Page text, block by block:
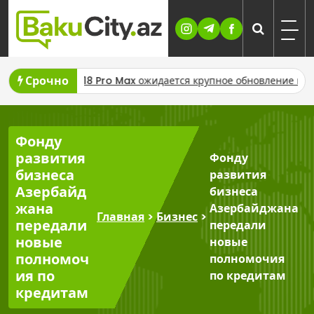
Skip
content
Срочно
У iPhone 18 Pro Max ожидается крупное обновление камеры
Фонду
развития
бизнеса
Азербайд
жана
передали
новые
полномоч
ия по
кредитам
Главная >Бизнес >
Фонду
развития
бизнеса
Азербайджана
передали
новые
полномочия
по кредитам